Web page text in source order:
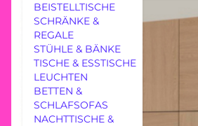
BEISTELLTISCHE
SCHRÄNKE &
REGALE
STÜHLE & BÄNKE
TISCHE & ESSTISCHE
LEUCHTEN
BETTEN &
SCHLAFSOFAS
NACHTTISCHE &
MÖBEL